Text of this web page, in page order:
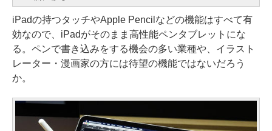
iPadの持つタッチやApple Pencilなどの機能はすべて有
効なので、iPadがそのまま高性能ペンタブレットにな
る。ペンで書き込みをする機会の多い業種や、イラスト
レーター・漫画家の方には待望の機能ではないだろう
か。